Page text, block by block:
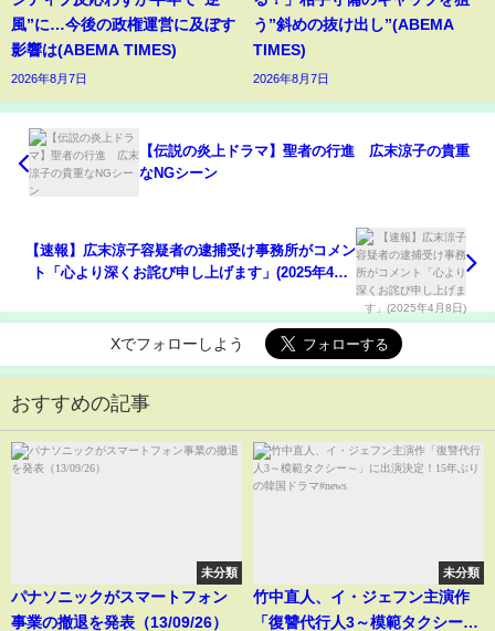
風”に…今後の政権運営に及ぼす
影響は(ABEMA TIMES)
2026年8月7日
う”斜めの抜け出し”(ABEMA
TIMES)
2026年8月7日
【伝説の炎上ドラマ】聖者の行進 広末涼子の貴重
なNGシーン
【速報】広末涼子容疑者の逮捕受け事務所がコメン
ト「心より深くお詫び申し上げます」(2025年4月8
Xでフォローしよう
おすすめの記事
未分類
パナソニックがスマートフォン
事業の撤退を発表（13/09/26）
未分類
竹中直人、イ・ジェフン主演作
「復讐代行人3～模範タクシー